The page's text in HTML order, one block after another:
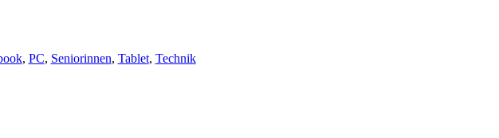
, PC, Seniorinnen, Tablet, Technik